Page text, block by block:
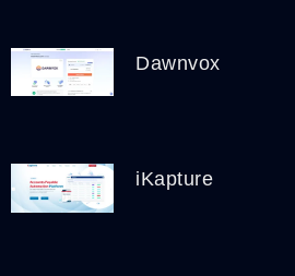
Dawnvox
iKapture